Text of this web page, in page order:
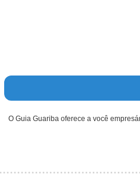
O Guia Guariba oferece a você